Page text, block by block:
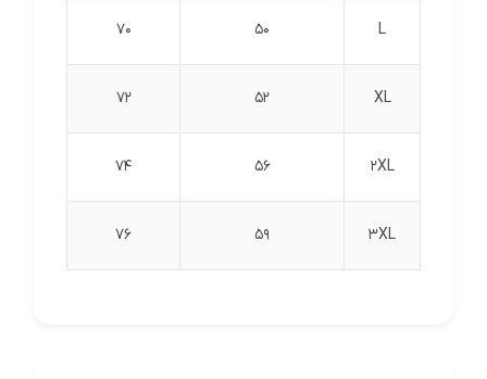
L
50
70
XL
52
72
2XL
56
74
3XL
59
76